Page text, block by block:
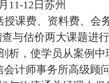
11-12日苏州
授课费、资料费、会
与估价两大课题进
析，使学员从案例
会计师事务所高级顾